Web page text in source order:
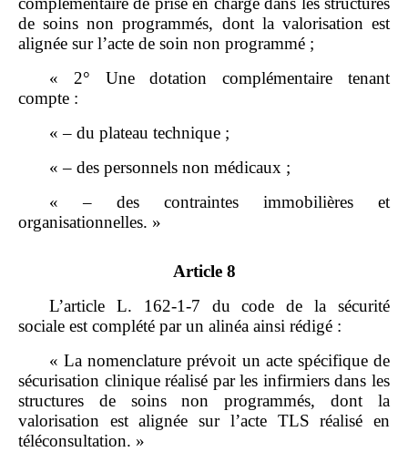
de soins non programmés, dont la valorisation est
alignée sur l’acte de soin non programmé ;
« 2° Une dotation complémentaire tenant
compte :
« – du plateau technique ;
« – des personnels non médicaux ;
« – des contraintes immobilières et
organisationnelles. »
Article 8
L’article L. 162‑1‑7 du code de la sécurité
sociale est complété par un alinéa ainsi rédigé :
« La nomenclature prévoit un acte spécifique de
sécurisation clinique réalisé par les infirmiers dans les
structures de soins non programmés, dont la
valorisation est alignée sur l’acte TLS réalisé en
téléconsultation. »